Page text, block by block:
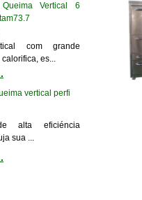
Vertical 6
com grande
es...
vertical perfi
alta eficiéncia
sua ...